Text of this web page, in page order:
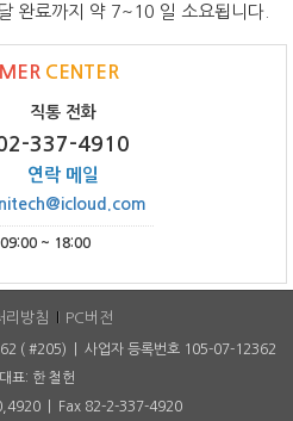
완료까지 약 7~10 일 소요됩니다.
CENTER
직통 전화
337-4910
연락 메일
09:00 ~ 18:00
리방침 PC버전
62 ( #205) | 사업자 등록번호 105-07-12362
표: 한 철헌
| Fax 82-2-337-4920